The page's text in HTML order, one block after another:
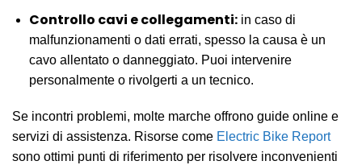
Controllo cavi e collegamenti:in caso di
malfunzionamenti o dati errati, spesso la causa è un
cavo allentato o danneggiato. Puoi intervenire
personalmente o rivolgerti a un tecnico.
Se incontri problemi, molte marche offrono guide online e
servizi di assistenza. Risorse come Electric Bike Report
sono ottimi punti di riferimento per risolvere inconvenienti